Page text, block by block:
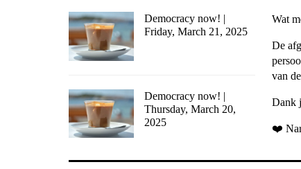
Democracy now! |
Friday, March 21, 2025
Democracy now! |
Thursday, March 20,
2025
Wat
De
van
Dank
❤️